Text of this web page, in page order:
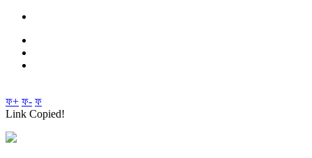
ফ+ ফ- ফ
Link Copied!